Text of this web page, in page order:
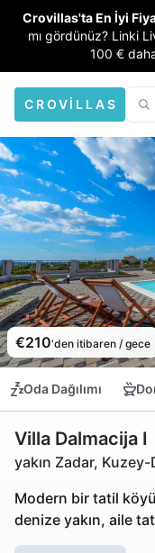
Crovillas'ta En İyi
mı gördünüz? Linki
100 €
CROVILLAS
€210'den itibaren / gece
Oda Dağılımı
Villa Dalmacija I
yakın Zadar,
Modern bir tatil
denize yakın, aile